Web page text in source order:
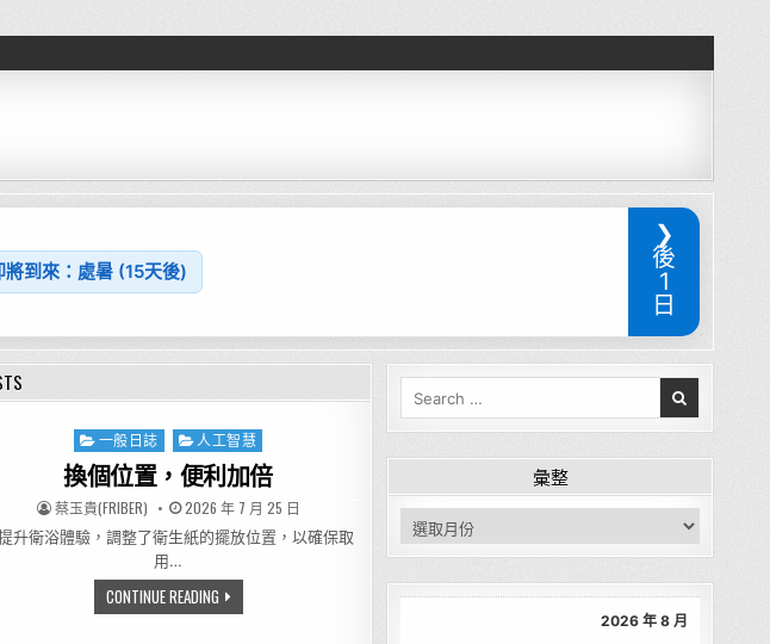
將到來：處暑 (15天後)
❯
後
1
日
Posted in
一般日誌 人工智慧
換個位置，便利加倍
AUTHOR:
蔡玉貴(FRIBER) PUBLISHED DATE:
2026 年 7 月 25 日
升衛浴體驗，調整了衛生紙的擺放位置，以確保取
用…
CONTINUE READING換個位置，便利加倍
彙整
彙整
2026 年 8 月